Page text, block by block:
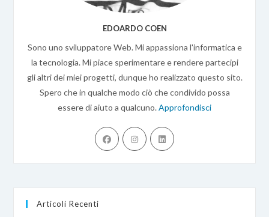
EDOARDO COEN
Sono uno sviluppatore Web. Mi appassiona l'informatica e
la tecnologia. Mi piace sperimentare e rendere partecipi
gli altri dei miei progetti, dunque ho realizzato questo sito.
Spero che in qualche modo ciò che condivido possa
essere di aiuto a qualcuno.Approfondisci
Opens
in
Opens
in
Opens
Articoli Recenti